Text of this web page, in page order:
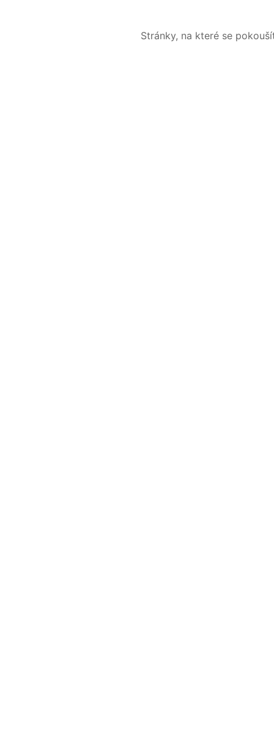
Stránky, na které se